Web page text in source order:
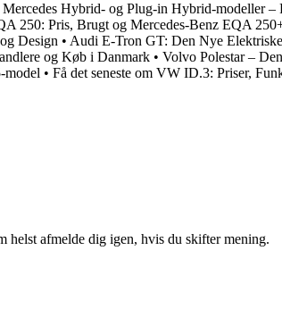
Hybrid- og Plug-in Hybrid-modeller –
250: Pris, Brugt og Mercedes-Benz EQA
Design • Audi E-Tron GT: Den Nye
og Køb i Danmark • Volvo Polestar –
model • Få det seneste om VW ID.3: Priser,
helst afmelde dig igen, hvis du skifter mening.